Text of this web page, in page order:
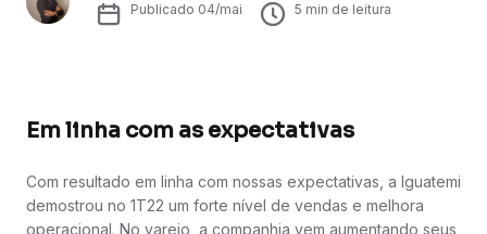
Publicado 04/mai 5 min de leitura
Em linha com as expectativas
Com resultado em linha com nossas expectativas, a Iguatemi
demostrou no 1T22 um forte nível de vendas e melhora
operacional. No varejo, a companhia vem aumentando seus